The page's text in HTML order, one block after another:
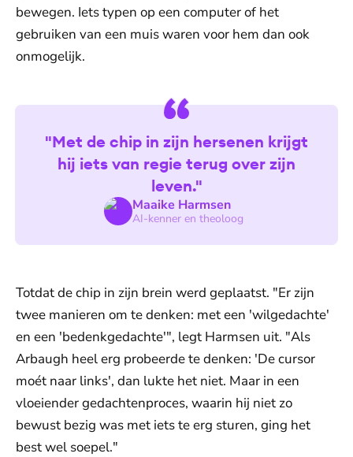
bewegen. Iets typen op een computer of het
gebruiken van een muis waren voor hem dan ook
onmogelijk.
Maaike Harmsen
AI-kenner en theoloog
"Met de chip in zijn hersenen krijgt
hij iets van regie terug over zijn
leven."
Totdat de chip in zijn brein werd geplaatst. "Er zijn
twee manieren om te denken: met een 'wilgedachte'
en een 'bedenkgedachte'", legt Harmsen uit. "Als
Arbaugh heel erg probeerde te denken: 'De cursor
moét naar links', dan lukte het niet. Maar in een
vloeiender gedachtenproces, waarin hij niet zo
bewust bezig was met iets te erg sturen, ging het
best wel soepel."